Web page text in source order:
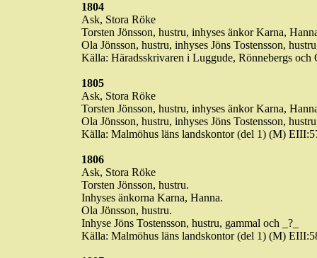
1804
Ask, Stora Röke
Torsten Jönsson, hustru, inhyses änkorKarna,
Ola Jönsson, hustru, inhyses Jöns Tostensson,
Källa: Häradsskrivaren i Luggude, Rönnebergs och
1805
Ask, Stora Röke
Torsten Jönsson, hustru, inhyses änkorKarna,
Ola Jönsson, hustru, inhyses Jöns Tostensson,
Källa: Malmöhus läns landskontor (del 1) (M)
1806
Ask, Stora Röke
Torsten Jönsson, hustru.
Inhyses änkorna Karna, Hanna.
Ola Jönsson, hustru.
Inhyse Jöns Tostensson, hustru, gammal och
_?_
Källa: Malmöhus läns landskontor (del 1) (M)